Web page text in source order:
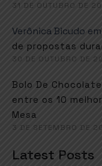
31 DE OUTUBRO DE
Verônica Bicudo em
de propostas
30 DE OUTUBRO DE
Bolo De Chocolate
entre os 10
Mesa
3 DE SETEMBRO DE
Latest Posts